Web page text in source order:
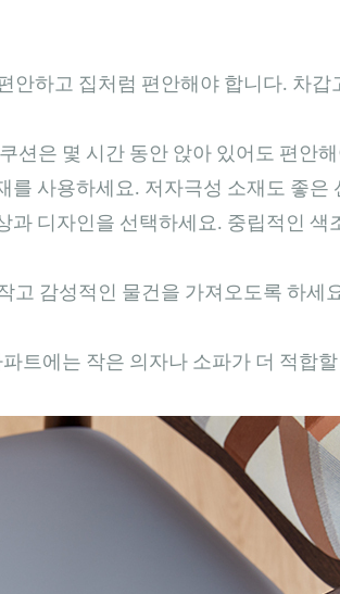
하고 집처럼 편안해야 합니다. 차갑
션은 몇 시간 동안 앉아 있어도 편안
를 사용하세요. 저자극성 소재도 좋은
과 디자인을 선택하세요. 중립적인 색
고 감성적인 물건을 가져오도록 하세
트에는 작은 의자나 소파가 더 적합